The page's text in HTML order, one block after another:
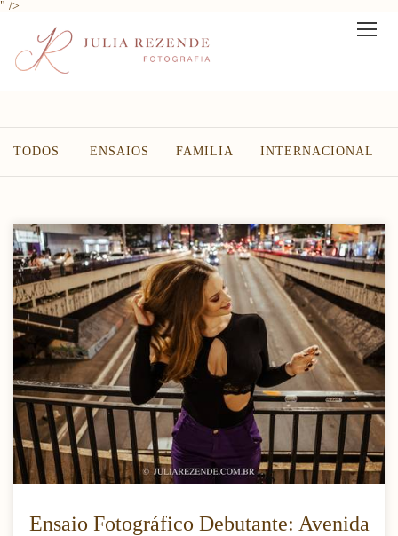
" />
TODOS ENSAIOS FAMILIA INTERNACIONAL
Ensaio Fotográfico Debutante: Avenida